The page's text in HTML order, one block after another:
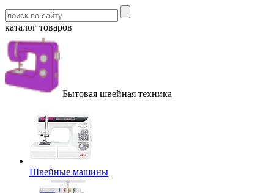
каталог товаров
Бытовая швейная техника
Швейные машины